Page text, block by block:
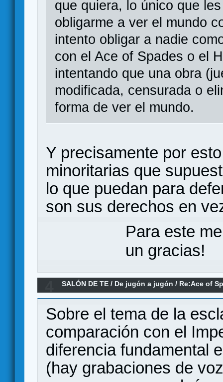
que quiera, lo único que
obligarme a ver el mundo
intento obligar a nadie
con el Ace of Spades o el
intentando que una obra
modificada, censurada o
forma de ver el mundo.
Y precisamente por
minoritarias que
lo que puedan para
son sus derechos en
Para este
un gracias!
SALÓN DE TE / De jugón a jugón / Re:Ace of
Sobre el tema de la
comparación con el
diferencia fundamental
(hay grabaciones de